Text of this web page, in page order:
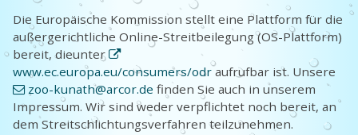
Die Europäische Kommission stellt eine Plattform für die
außergerichtliche Online-Streitbeilegung (OS-Plattform)
bereit, dieunter
www.ec.europa.eu/consumers/odraufrufbar ist. Unsere
zoo-kunath@arcor.de finden Sie auch in unserem
Impressum. Wir sind weder verpflichtet noch bereit, an
dem Streitschlichtungsverfahren teilzunehmen.